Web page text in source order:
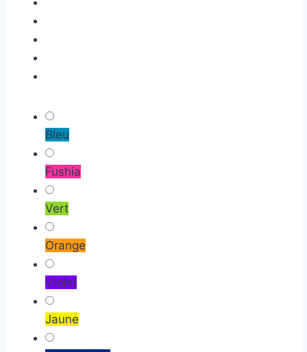
Bleu
Fushia
Vert
Orange
Violet
Jaune